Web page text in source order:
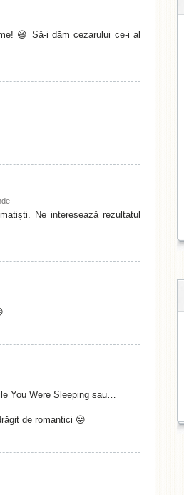
😆 Să-i dăm cezarului ce-i al
Ne interesează rezultatul
You Were Sleeping sau…
de romantici 😛